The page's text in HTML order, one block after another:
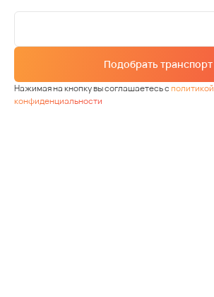
Подобрать транспорт
Нажимая на кнопку вы соглашаетесь сполитикой
конфиденциальности